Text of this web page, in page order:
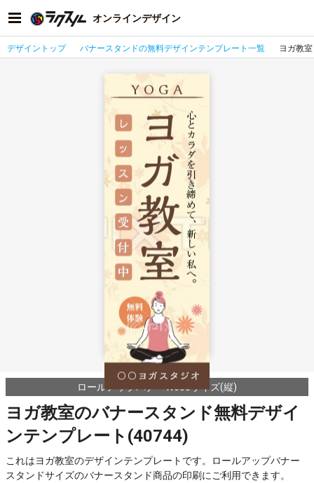
オンラインデザイン
デザイントップ バナースタンドの無料デザインテンプレート一覧 ヨガ教室
ロールアップバナーW600サイズ(縦)
ヨガ教室のバナースタンド無料デザイ
ンテンプレート(40744)
これはヨガ教室のデザインテンプレートです。ロールアップバナー
スタンドサイズのバナースタンド商品の印刷にご利用できます。